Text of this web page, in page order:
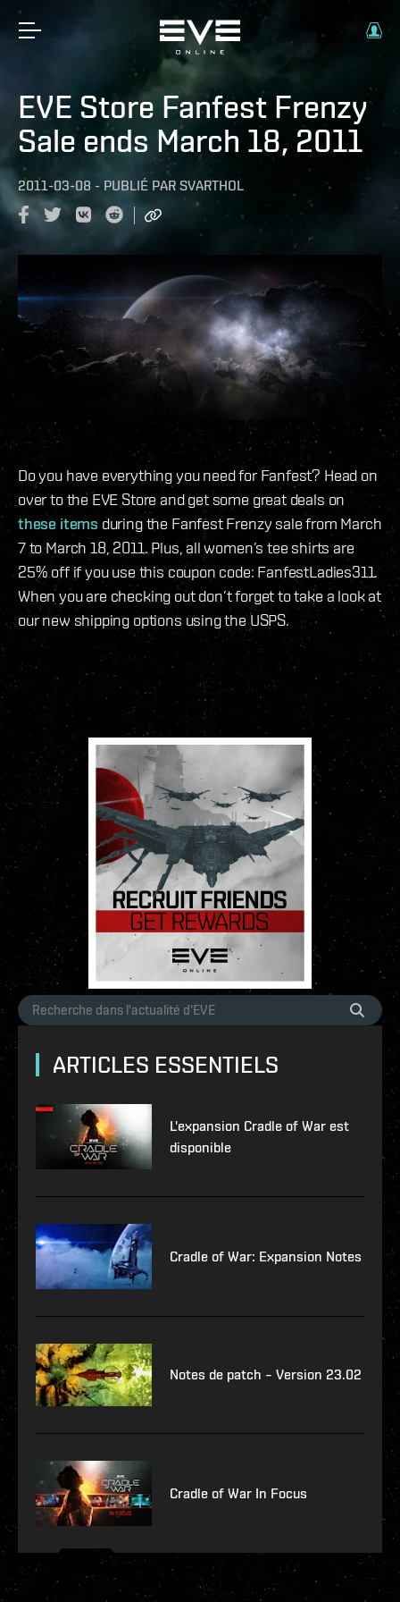
EVE Store Fanfest Frenzy
Sale ends March 18, 2011
2011-03-08 - PUBLIÉ PAR SVARTHOL
Do you have everything you need for Fanfest? Head on
over to the EVE Store and get some great deals on
these items during the Fanfest Frenzy sale from March
7 to March 18, 2011. Plus, all women’s tee shirts are
25% off if you use this coupon code: FanfestLadies311.
When you are checking out don’t forget to take a look at
our new shipping options using the USPS.
ARTICLES ESSENTIELS
L'expansion Cradle of War est
disponible
Cradle of War: Expansion Notes
Notes de patch – Version 23.02
Cradle of War In Focus